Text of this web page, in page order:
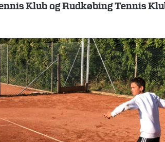
Klub og Rudkøbing Tennis